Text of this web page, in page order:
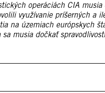
operáciách CIA
využívanie príšerných a
na územiach európskych
musia dočkať